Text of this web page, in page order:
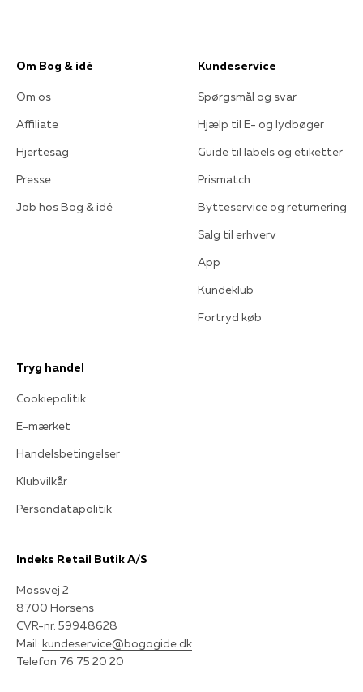
Om Bog & idé
Om os
Affiliate
Hjertesag
Presse
Job hos Bog & idé
Kundeservice
Spørgsmål og svar
Hjælp til E- og lydbøger
Guide til labels og etiketter
Prismatch
Bytteservice og returnering
Salg til erhverv
App
Kundeklub
Fortryd køb
Tryg handel
Cookiepolitik
E-mærket
Handelsbetingelser
Klubvilkår
Persondatapolitik
Indeks Retail Butik A/S
Mossvej 2
8700 Horsens
CVR-nr. 59948628
Mail: kundeservice@bogogide.dk
Telefon 76 75 20 20